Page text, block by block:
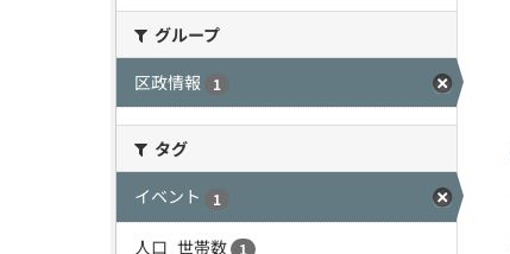
グループ
区政情報
1
タグ
イベント
1
人口_世帯数 1